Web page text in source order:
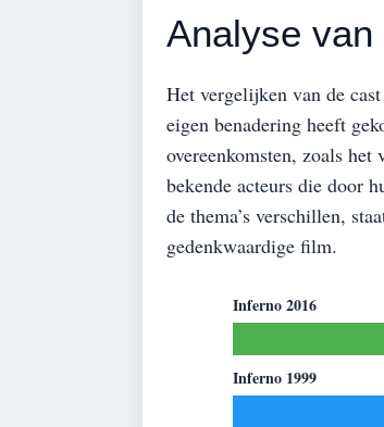
Analyse
Het vergelijken van de
eigen benadering heeft
overeenkomsten, zoals
bekende acteurs die door
de thema’s verschillen,
gedenkwaardige film.
Inferno 2016
Inferno 1999